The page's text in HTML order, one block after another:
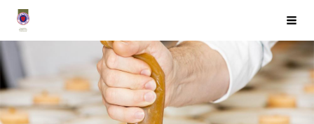
Siirry
sivun
sisältöön
Chaîne des Rôtisseurs Finlande ry